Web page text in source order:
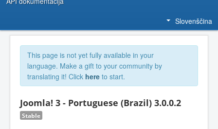
Slovenščina
This page is not yet fully available in your
language. Make a gift to your community by
translating it! Click here to start.
Joomla! 3 - Portuguese (Brazil) 3.0.0.2
Stable